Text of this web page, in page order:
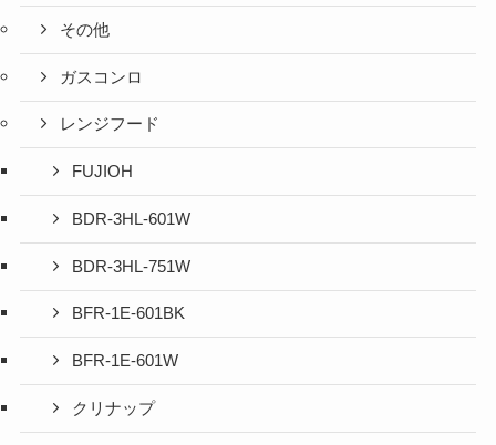
その他
ガスコンロ
レンジフード
FUJIOH
BDR-3HL-601W
BDR-3HL-751W
BFR-1E-601BK
BFR-1E-601W
クリナップ